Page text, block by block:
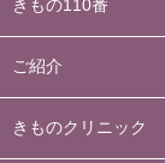
きもの110番
ご紹介
きものクリニック